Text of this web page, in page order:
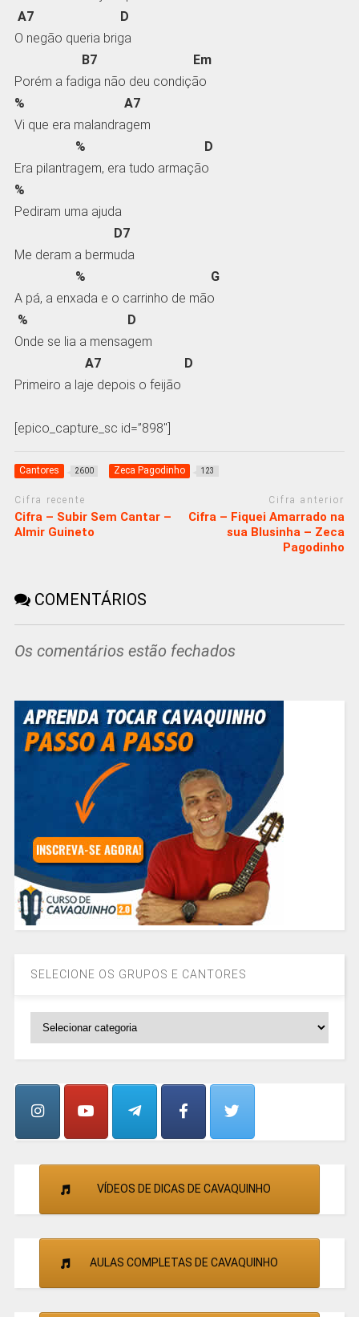
A7 D
O negão queria briga
B7 Em
Porém a fadiga não deu condição
% A7
Vi que era malandragem
% D
Era pilantragem, era tudo armação
%
Pediram uma ajuda
D7
Me deram a bermuda
% G
A pá, a enxada e o carrinho de mão
% D
Onde se lia a mensagem
A7 D
Primeiro a laje depois o feijão
[epico_capture_sc id=”898″]
Cantores 2600 Zeca Pagodinho 123
Cifra recente
Cifra – Subir Sem Cantar –
Almir Guineto
Cifra anterior
Cifra – Fiquei Amarrado na
sua Blusinha – Zeca
Pagodinho
COMENTÁRIOS
Os comentários estão fechados
SELECIONE OS GRUPOS E CANTORES
CANTORES
VÍDEOS DE DICAS DE CAVAQUINHO
AULAS COMPLETAS DE CAVAQUINHO